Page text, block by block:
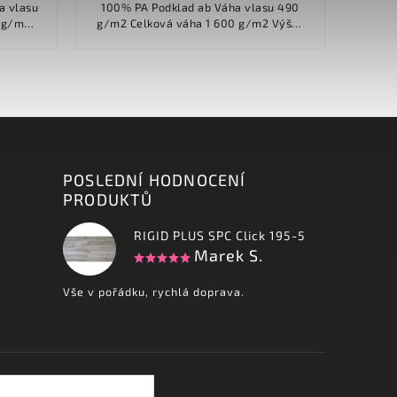
100% PA Podklad ab Váha vlasu 490
g/m2 Celková váha 1 600 g/m2 Výška
POSLEDNÍ HODNOCENÍ
PRODUKTŮ
RIGID PLUS SPC Click 195-5
Marek S.
Vše v pořádku, rychlá doprava.